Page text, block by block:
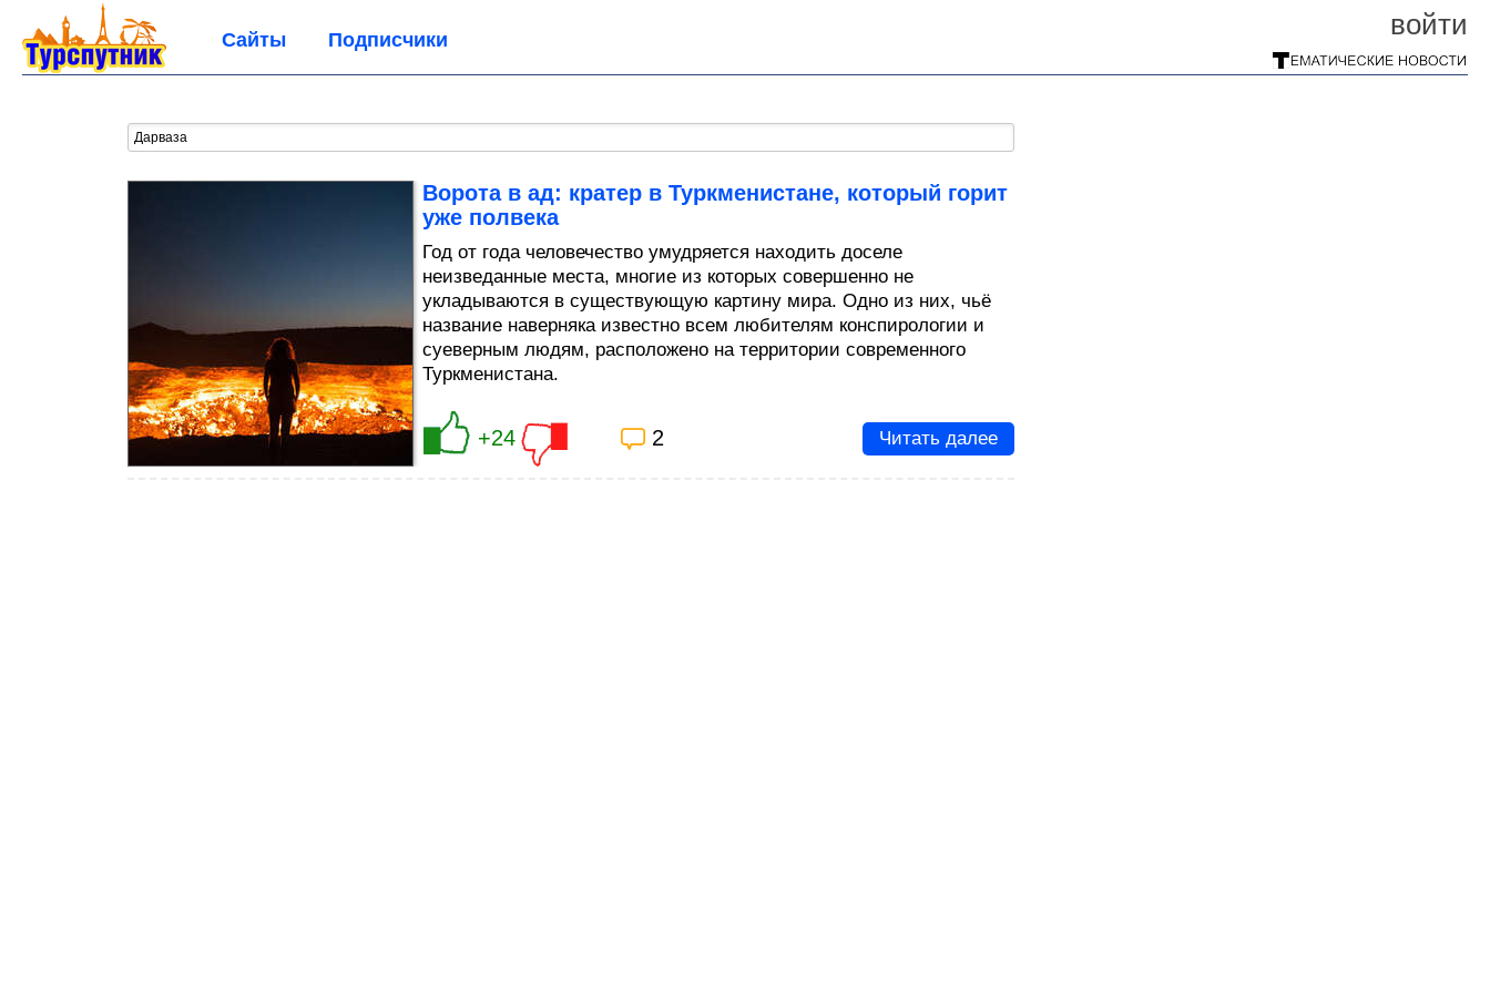
войти
Сайты Подписчики
Ворота в ад: кратер в Туркменистане, который горит
уже полвека
Год от года человечество умудряется находить доселе
неизведанные места, многие из которых совершенно не
укладываются в существующую картину мира. Одно из них, чьё
название наверняка известно всем любителям конспирологии и
суеверным людям, расположено на территории современного
Туркменистана.
+24 2 Читать далее